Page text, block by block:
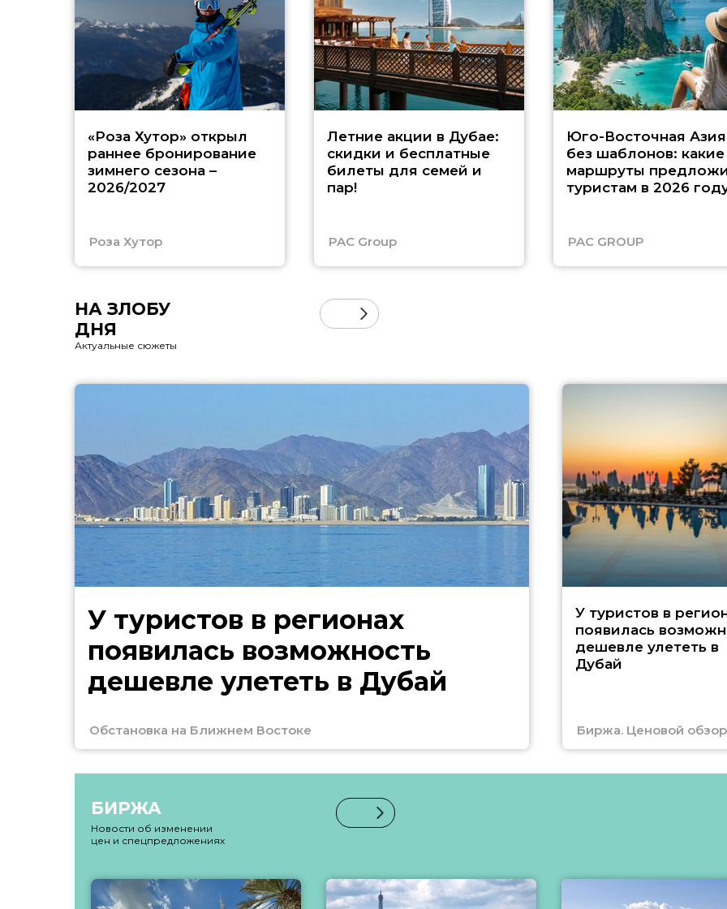
«Роза Хутор» открыл
раннее бронирование
зимнего сезона –
2026/2027
Роза Хутор
Летние акции в Дубае:
скидки и бесплатные
билеты для семей и
пар!
PAC Group
Юго-Восточная Азия
без шаблонов: какие
маршруты
туристам в 2026
PAC GROUP
НА ЗЛОБУ
ДНЯ
Актуальные сюжеты
У туристов в регионах
появилась возможность
дешевле улететь в Дубай
Обстановка на Ближнем Востоке
У туристов в
появилась
дешевле улететь в
Дубай
Биржа. Ценовой обзор
БИРЖА
Новости об изменении
цен и спецпредложениях